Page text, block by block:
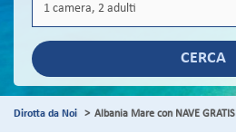
CERCA
Dirotta da Noi Albania Mare con NAVE GRATIS